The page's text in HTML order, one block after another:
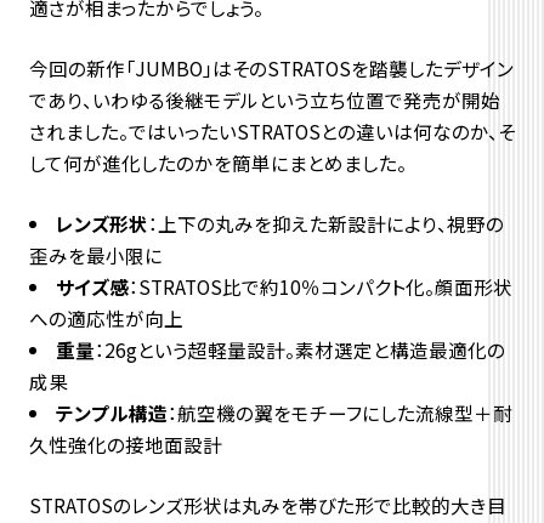
適さが相まったからでしょう。
今回の新作「JUMBO」はそのSTRATOSを踏襲したデザイン
であり、いわゆる後継モデルという立ち位置で発売が開始
されました。ではいったいSTRATOSとの違いは何なのか、そ
して何が進化したのかを簡単にまとめました。
レンズ形状：上下の丸みを抑えた新設計により、視野の
歪みを最小限に
サイズ感：STRATOS比で約10％コンパクト化。顔面形状
への適応性が向上
重量：26gという超軽量設計。素材選定と構造最適化の
成果
テンプル構造：航空機の翼をモチーフにした流線型＋耐
久性強化の接地面設計
STRATOSのレンズ形状は丸みを帯びた形で比較的大き目